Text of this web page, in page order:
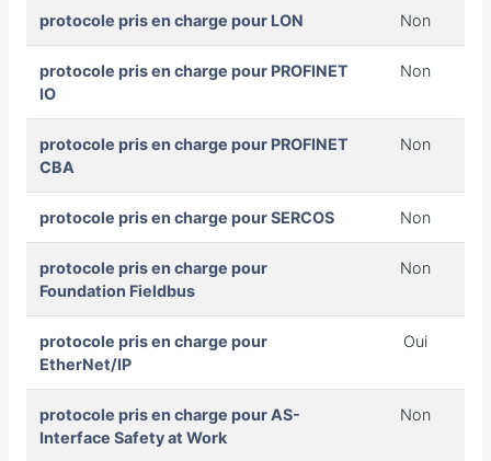
protocole pris en charge pour LON Non
protocole pris en charge pour PROFINET
IO
Non
protocole pris en charge pour PROFINET
CBA
Non
protocole pris en charge pour SERCOS Non
protocole pris en charge pour
Foundation Fieldbus
Non
protocole pris en charge pour
EtherNet/IP
Oui
protocole pris en charge pour AS-
Interface Safety at Work
Non